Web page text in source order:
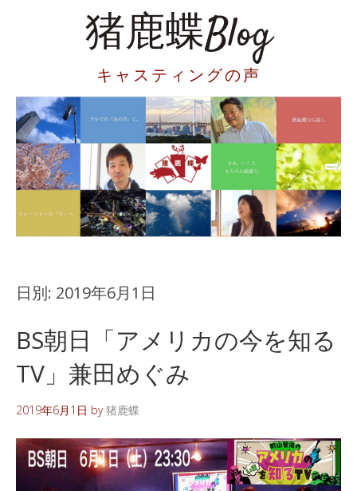
猪鹿蝶Blog
キャスティングの声
日別: 2019年6月1日
BS朝日「アメリカの今を知る
TV」兼田めぐみ
2019年6月1日 by猪鹿蝶